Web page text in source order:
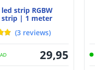
strip RGBW
strip | 1 meter
(3 reviews)
29,95